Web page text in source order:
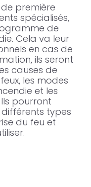
première
spécialisés,
de
Cela va leur
en cas de
ils seront
causes de
les modes
et les
pourront
types
du feu et